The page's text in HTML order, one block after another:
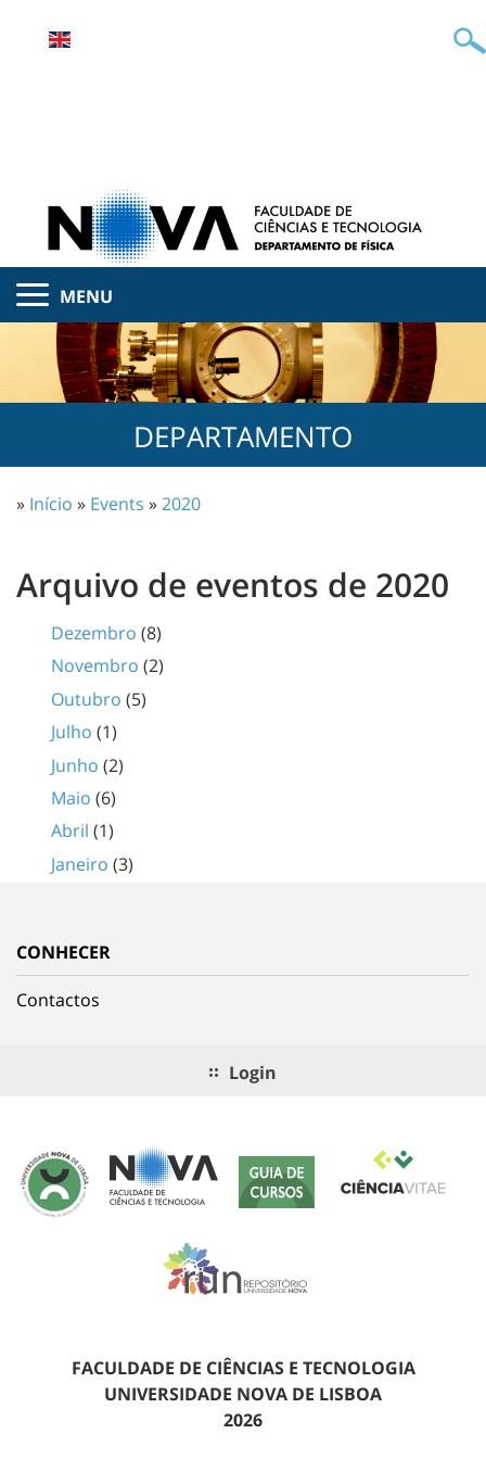
MENU
DEPARTAMENTO
» Início » Events »2020
Arquivo de eventos de 2020
Dezembro (8)
Novembro (2)
Outubro (5)
Julho (1)
Junho (2)
Maio (6)
Abril (1)
Janeiro (3)
CONHECER
Contactos
Login
FACULDADE DE CIÊNCIAS E TECNOLOGIA
UNIVERSIDADE NOVA DE LISBOA
2026